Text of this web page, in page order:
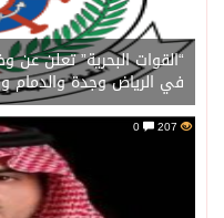
“القوات البحرية” تعلن عن
في الرياض وجدة والدمام
207